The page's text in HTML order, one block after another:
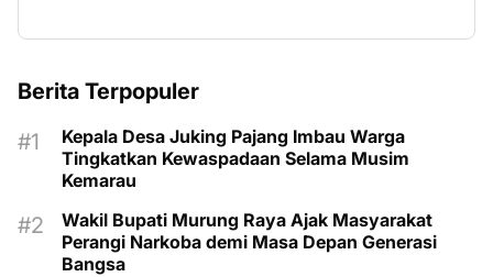
Berita Terpopuler
Kepala Desa Juking Pajang Imbau Warga
Tingkatkan Kewaspadaan Selama Musim
Kemarau
Wakil Bupati Murung Raya Ajak Masyarakat
Perangi Narkoba demi Masa Depan Generasi
Bangsa